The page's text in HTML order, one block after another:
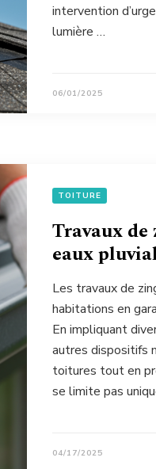
intervention
lumière …
06/01/2025
TOITURE
Travaux de
eaux
Les travaux de
habitations en
En impliquant
autres dispositifs
toitures tout en
se limite pas
04/17/2025